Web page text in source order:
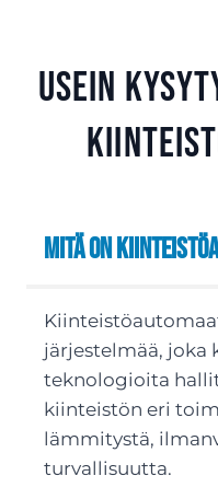
Usein
Mitä on
järjestelmää, joka
teknologioita
kiinteistön eri
lämmitystä,
turvallisuutta.